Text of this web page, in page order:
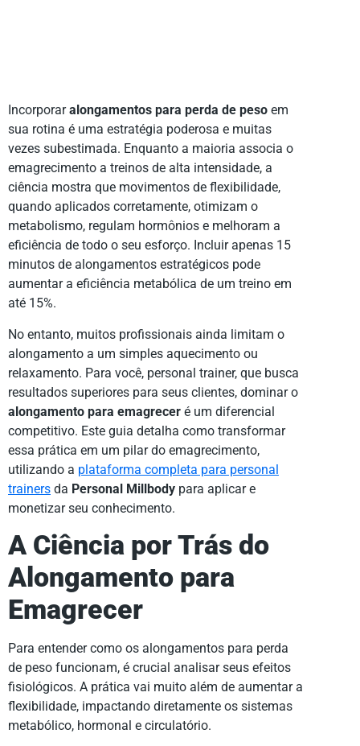
Incorporaralongamentos para perda de peso em
sua rotina é uma estratégia poderosa e muitas
vezes subestimada. Enquanto a maioria associa o
emagrecimento a treinos de alta intensidade, a
ciência mostra que movimentos de flexibilidade,
quando aplicados corretamente, otimizam o
metabolismo, regulam hormônios e melhoram a
eficiência de todo o seu esforço. Incluir apenas 15
minutos de alongamentos estratégicos pode
aumentar a eficiência metabólica de um treino em
até 15%.
No entanto, muitos profissionais ainda limitam o
alongamento a um simples aquecimento ou
relaxamento. Para você, personal trainer, que busca
resultados superiores para seus clientes, dominar o
alongamento para emagrecer é um diferencial
competitivo. Este guia detalha como transformar
essa prática em um pilar do emagrecimento,
utilizando a plataforma completa para personal
trainers da Personal Millbody para aplicar e
monetizar seu conhecimento.
A Ciência por Trás do
Alongamento para
Emagrecer
Para entender como os alongamentos para perda
de peso funcionam, é crucial analisar seus efeitos
fisiológicos. A prática vai muito além de aumentar a
flexibilidade, impactando diretamente os sistemas
metabólico, hormonal e circulatório.